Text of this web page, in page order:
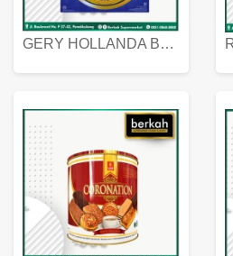
GERY HOLLANDA BUTTER COOKIES 450 GRAM